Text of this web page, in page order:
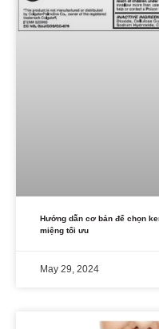
Hướng dẫn cơ bản để chọn
miệng tối ưu
May 29, 2024